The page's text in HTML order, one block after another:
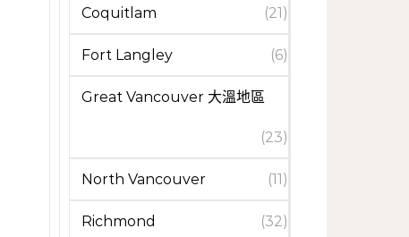
Coquitlam (21)
Fort Langley (6)
Great Vancouver 大溫地區
(23)
North Vancouver (11)
Richmond (32)